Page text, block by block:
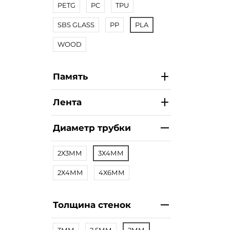
PETG PC TPU
SBS GLASS PP PLA
WOOD
Память
Лента
Диаметр трубки
2Х3ММ 3Х4ММ
2Х4ММ 4Х6ММ
Толщина стенок